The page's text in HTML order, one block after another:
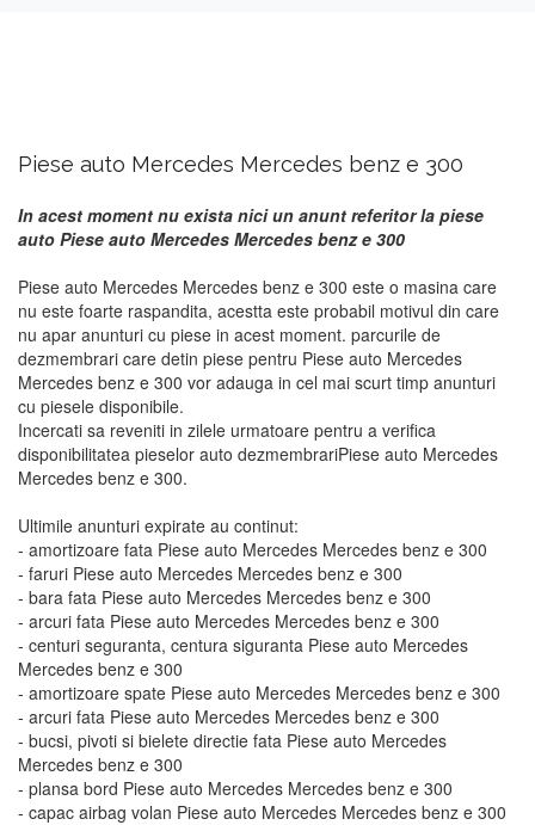
Piese auto Mercedes Mercedes benz e 300
In acest moment nu exista nici un anunt referitor la piese
auto Piese auto Mercedes Mercedes benz e 300
Piese auto Mercedes Mercedes benz e 300 este o masina care
nu este foarte raspandita, acestta este probabil motivul din care
nu apar anunturi cu piese in acest moment. parcurile de
dezmembrari care detin piese pentru Piese auto Mercedes
Mercedes benz e 300 vor adauga in cel mai scurt timp anunturi
cu piesele disponibile.
Incercati sa reveniti in zilele urmatoare pentru a verifica
disponibilitatea pieselor auto dezmembrariPiese auto Mercedes
Mercedes benz e 300.
Ultimile anunturi expirate au continut:
- amortizoare fata Piese auto Mercedes Mercedes benz e 300
- faruri Piese auto Mercedes Mercedes benz e 300
- bara fata Piese auto Mercedes Mercedes benz e 300
- arcuri fata Piese auto Mercedes Mercedes benz e 300
- centuri seguranta, centura siguranta Piese auto Mercedes
Mercedes benz e 300
- amortizoare spate Piese auto Mercedes Mercedes benz e 300
- arcuri fata Piese auto Mercedes Mercedes benz e 300
- bucsi, pivoti si bielete directie fata Piese auto Mercedes
Mercedes benz e 300
- plansa bord Piese auto Mercedes Mercedes benz e 300
- capac airbag volan Piese auto Mercedes Mercedes benz e 300